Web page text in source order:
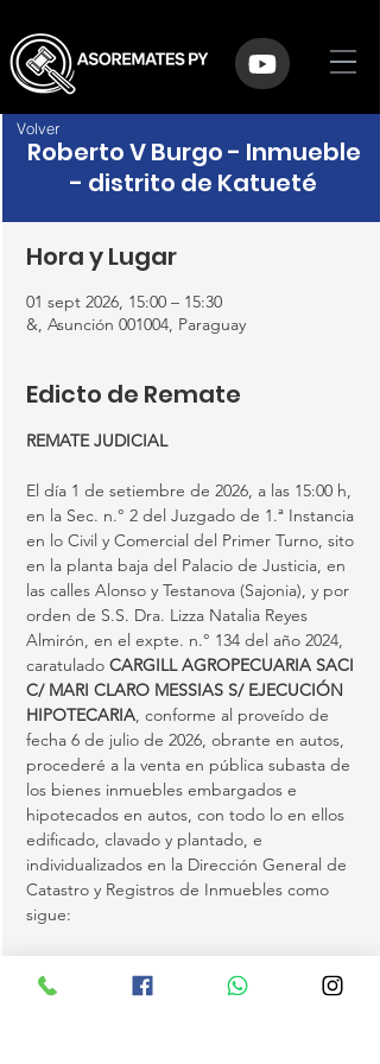
Roberto V Burgo - Inmueble
- distrito de Katueté
Hora y Lugar
01 sept 2026, 15:00 – 15:30
&, Asunción 001004, Paraguay
Edicto de Remate
REMATE JUDICIAL
El día 1 de setiembre de 2026, a las 15:00 h,
en la Sec. n.° 2 del Juzgado de 1.ª Instancia
en lo Civil y Comercial del Primer Turno, sito
en la planta baja del Palacio de Justicia, en
las calles Alonso y Testanova (Sajonia), y por
orden de S.S. Dra. Lizza Natalia Reyes
Almirón, en el expte. n.° 134 del año 2024,
caratulado CARGILL AGROPECUARIA SACI
C/ MARI CLARO MESSIAS S/ EJECUCIÓN
HIPOTECARIA, conforme al proveído de
fecha 6 de julio de 2026, obrante en autos,
procederé a la venta en pública subasta de
los bienes inmuebles embargados e
hipotecados en autos, con todo lo en ellos
edificado, clavado y plantado, e
individualizados en la Dirección General de
Catastro y Registros de Inmuebles como
sigue:
Katueté, con Padrón n.° 2633, inscripta a
Volver